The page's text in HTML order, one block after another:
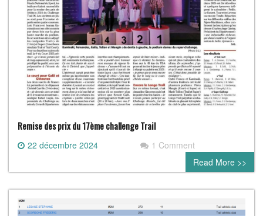
Remise des prix du 17ème challenge Trail
22 décembre 2024
1 Comment
Read More >>